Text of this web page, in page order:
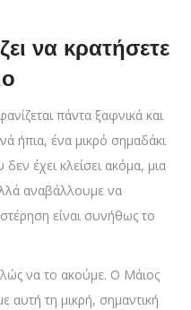
να κρατήσετε
πάντα ξαφνικά και
ήπια, ένα μικρό σημαδάκι
έχει κλείσει ακόμα, μια
αναβάλλουμε να
είναι συνήθως το
να το ακούμε. Ο Μάιος
αυτή τη μικρή, σημαντική